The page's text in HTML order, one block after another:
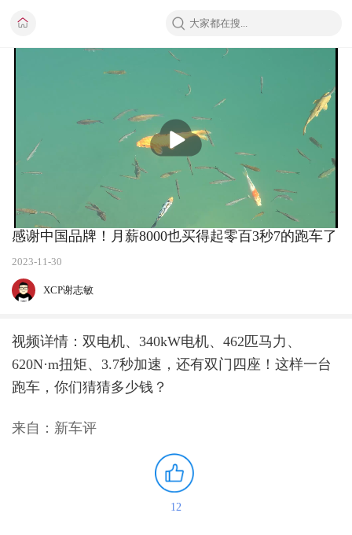
放
感谢中国品牌！月薪8000也买得起零百3秒7的跑车了
2023-11-30
XCP谢志敏
视频详情：双电机、340kW电机、462匹马力、
620N·m扭矩、3.7秒加速，还有双门四座！这样一台
跑车，你们猜猜多少钱？
来自：新车评
12